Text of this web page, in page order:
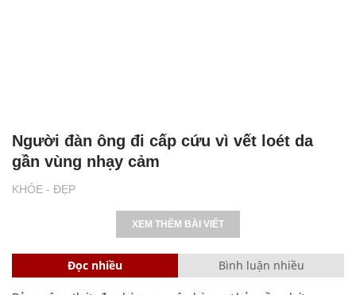
KHỎE - ĐẸP
Người đàn ông đi cấp cứu vì vết loét da
gần vùng nhạy cảm
XEM THÊM BÀI VIẾT
Đọc nhiều Bình luận nhiều